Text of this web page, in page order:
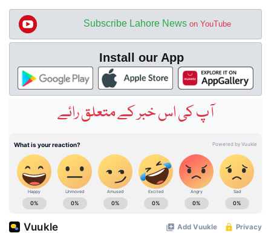
Subscribe Lahore News on YouTube
Install our App
آپ کی اس خبر کے متعلق رائے